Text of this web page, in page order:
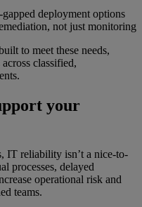
deployment options
not just monitoring
to meet these needs,
classified,
your
IT reliability isn’t a nice-to-
processes, delayed
operational risk and
teams.